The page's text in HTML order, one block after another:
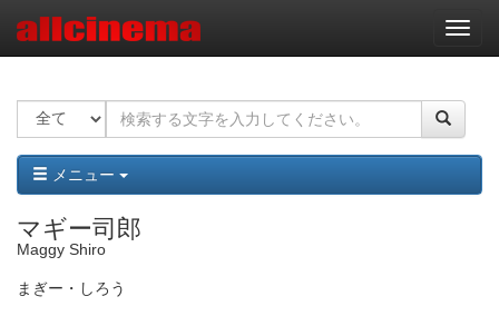
ナ
ビ
ー
ョ
ン
メニュー
マギー司郎
Maggy Shiro
まぎー・しろう